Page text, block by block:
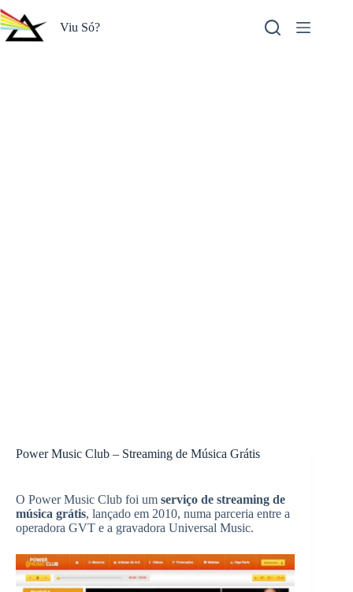
Pular
para
o
Viu Só?
Power Music Club – Streaming de Música Grátis
O Power Music Club foi um serviço de streaming de
música grátis, lançado em 2010, numa parceria entre a
operadora GVT e a gravadora Universal Music.